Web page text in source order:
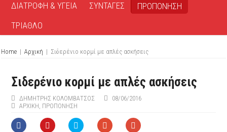
ΔΙΑΤΡΟΦΗ & ΥΓΕΙΑ ΣΥΝΤΑΓΕΣ
ΠΡΟΠΟΝΗΣΗ
ΤΡΙΑΘΛΟ
Home | Αρχική | Σιδερένιο κορμί με απλές ασκήσεις
Σιδερένιο κορμί με απλές ασκήσεις
ΔΗΜΉΤΡΗΣ ΚΟΛΟΜΒΆΤΣΟΣ
08/06/2016
ΑΡΧΙΚΉ ΠΡΟΠΟΝΗΣΗ